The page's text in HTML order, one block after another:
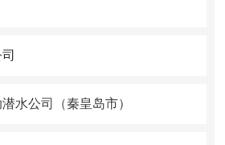
水公司（秦皇岛市）